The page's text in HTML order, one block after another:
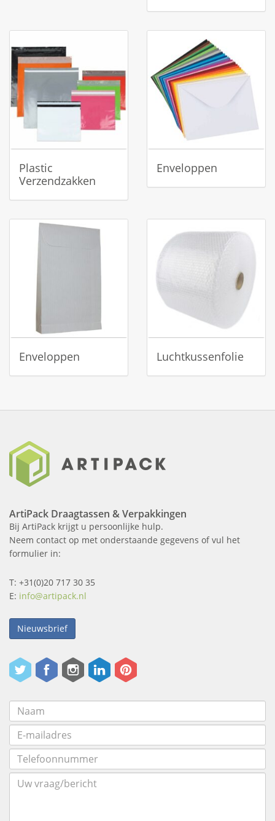
Plastic
Verzendzakken
Enveloppen
Enveloppen Luchtkussenfolie
ArtiPack Draagtassen & Verpakkingen
Bij ArtiPack krijgt u persoonlijke hulp.
Neem contact op met onderstaande gegevens of vul het
formulier in:
T: +31(0)20 717 30 35
E: info@artipack.nl
Nieuwsbrief